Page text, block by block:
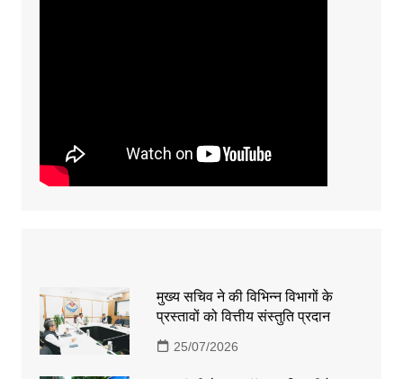
मुख्य सचिव ने की विभिन्न विभागों के
प्रस्तावों को वित्तीय संस्तुति प्रदान
25/07/2026